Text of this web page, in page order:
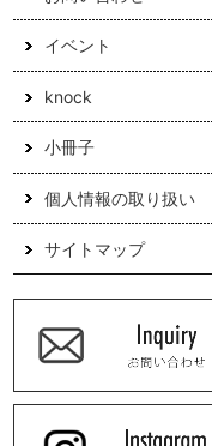
イベント
knock
小冊子
個人情報の取り扱い
サイトマップ